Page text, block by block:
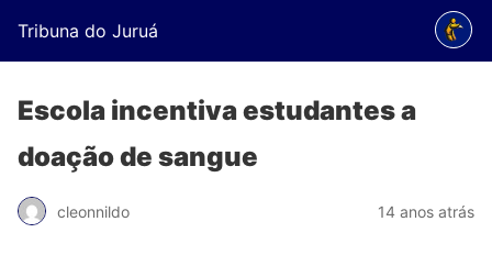
Tribuna do Juruá
Escola incentiva estudantes a
doação de sangue
cleonnildo 14 anos atrás